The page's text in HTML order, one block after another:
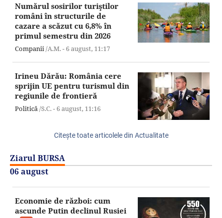
Numărul sosirilor turiştilor
români în structurile de
cazare a scăzut cu 6,8% în
primul semestru din 2026
Companii/A.M. -6 august, 11:17
Irineu Dărău: România cere
sprijin UE pentru turismul din
regiunile de frontieră
Politică/S.C. -6 august, 11:16
Citeşte toate articolele din Actualitate
Ziarul BURSA
06 august
Economie de război: cum
ascunde Putin declinul Rusiei